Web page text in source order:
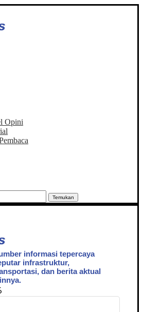
Opini
Temukan
informasi tepercaya
infrastruktur,
dan berita aktual